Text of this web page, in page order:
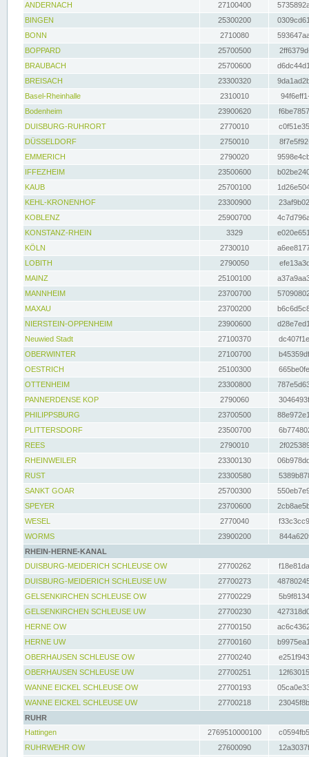
ANDERNACH
27100400
BINGEN
25300200
BONN
2710080
BOPPARD
25700500
BRAUBACH
25700600
BREISACH
23300320
Basel-Rheinhalle
2310010
Bodenheim
23900620
DUISBURG-RUHRORT
2770010
DÜSSELDORF
2750010
EMMERICH
2790020
IFFEZHEIM
23500600
KAUB
25700100
KEHL-KRONENHOF
23300900
KOBLENZ
25900700
KONSTANZ-RHEIN
3329
KÖLN
2730010
LOBITH
2790050
MAINZ
25100100
MANNHEIM
23700700
MAXAU
23700200
NIERSTEIN-OPPENHEIM
23900600
Neuwied Stadt
27100370
OBERWINTER
27100700
OESTRICH
25100300
OTTENHEIM
23300800
PANNERDENSE KOP
2790060
PHILIPPSBURG
23700500
PLITTERSDORF
23500700
REES
2790010
RHEINWEILER
23300130
RUST
23300580
SANKT GOAR
25700300
SPEYER
23700600
WESEL
2770040
WORMS
23900200
RHEIN-HERNE-KANAL
DUISBURG-MEIDERICH SCHLEUSE OW
27700262
DUISBURG-MEIDERICH SCHLEUSE UW
27700273
GELSENKIRCHEN SCHLEUSE OW
27700229
GELSENKIRCHEN SCHLEUSE UW
27700230
HERNE OW
27700150
HERNE UW
27700160
OBERHAUSEN SCHLEUSE OW
27700240
OBERHAUSEN SCHLEUSE UW
27700251
WANNE EICKEL SCHLEUSE OW
27700193
WANNE EICKEL SCHLEUSE UW
27700218
RUHR
Hattingen
2769510000100
RUHRWEHR OW
27600090